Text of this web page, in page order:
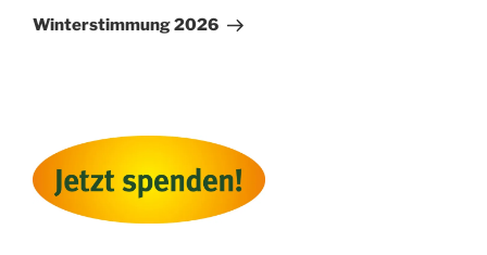
Beitrag
Winterstimmung 2026